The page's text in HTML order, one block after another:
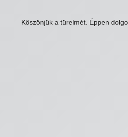
Köszönjük a türelmét. Éppen